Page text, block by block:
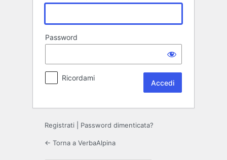
Password
Ricordami
Registrati Password dimenticata?
← Torna a VerbaAlpina